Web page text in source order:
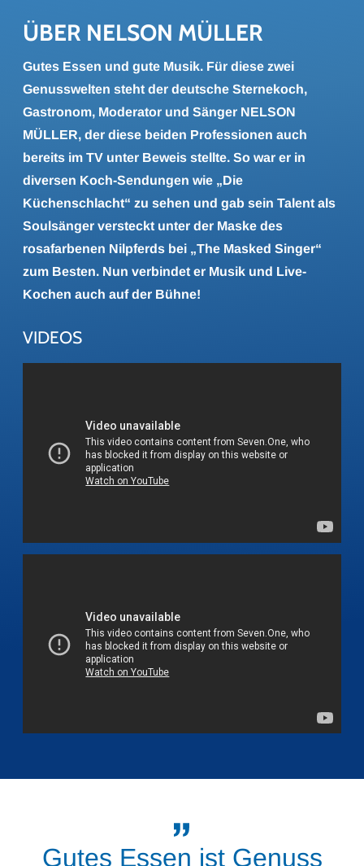
ÜBER NEL­SON MÜL­LER
Gutes Essen und gute Musik. Für diese zwei
Genusswelten steht der deutsche Sternekoch,
Gastronom, Moderator und Sänger NELSON
MÜLLER, der diese beiden Professionen auch
bereits im TV unter Beweis stellte. So war er in
diversen Koch-Sendungen wie „Die
Küchenschlacht“ zu sehen und gab sein Talent als
Soulsänger versteckt unter der Maske des
rosafarbenen Nilpferds bei „The Masked Singer“
zum Besten. Nun verbindet er Musik und Live-
Kochen auch auf der Bühne!
VIDEOS
Gutes Essen ist Genuss